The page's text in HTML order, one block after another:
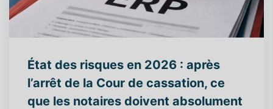
État des risques en 2026 : après
l’arrêt de la Cour de cassation, ce
que les notaires doivent absolument